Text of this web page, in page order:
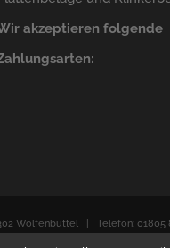
akzeptieren folgende
Wolfenbüttel | Telefon: